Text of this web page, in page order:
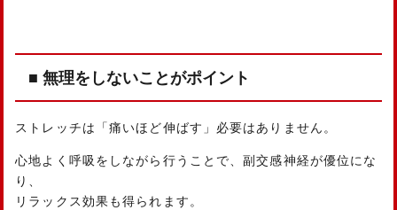
■ 無理をしないことがポイント
ストレッチは「痛いほど伸ばす」必要はありません。
心地よく呼吸をしながら行うことで、副交感神経が優位にな
り、
リラックス効果も得られます。